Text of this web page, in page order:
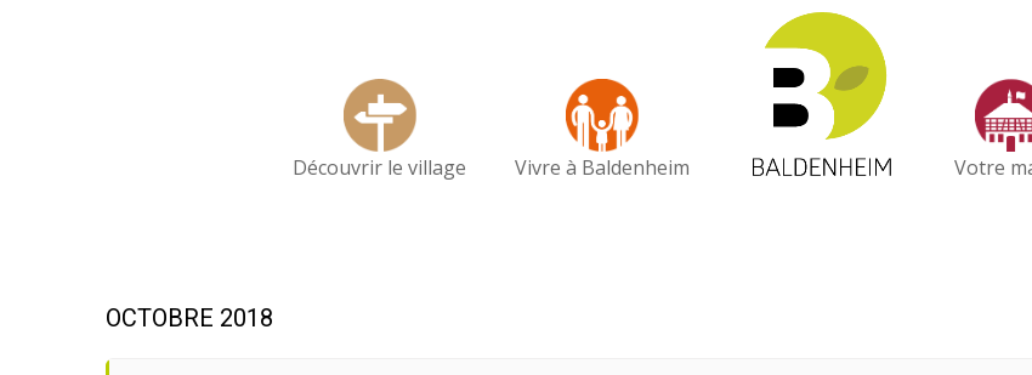
Découvrir le village Vivre à Baldenheim Votre
OCTOBRE 2018